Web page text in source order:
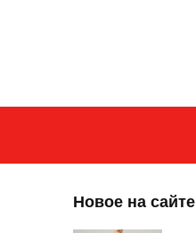
Новое на сайте